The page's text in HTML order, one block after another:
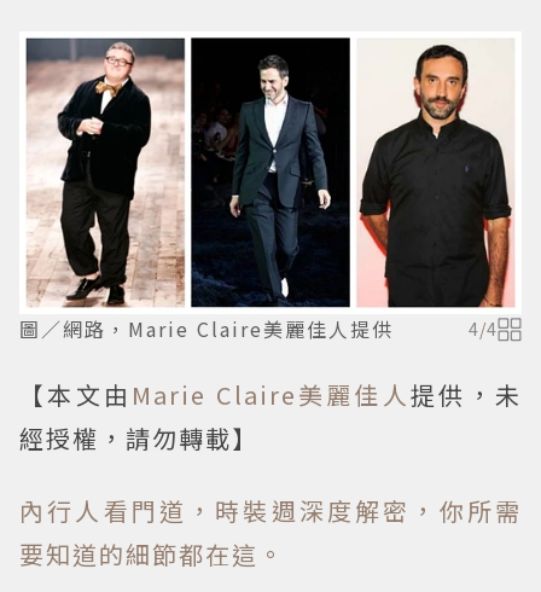
圖／網路，Marie Claire美麗佳人提供 4/4
【本文由 Marie Claire美麗佳人提供，未
經授權，請勿轉載】
內行人看門道，時裝週深度解密，你所需
要知道的細節都在這。